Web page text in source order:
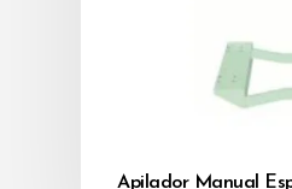
Apilador Manual